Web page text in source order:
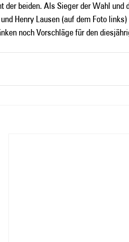
der beiden. Als Sieger der Wahl
Henry Lausen (auf dem Foto
noch Vorschläge für den